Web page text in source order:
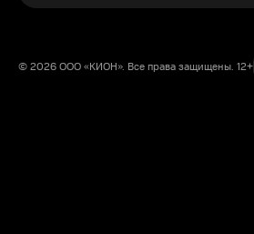
© 2026 ООО «КИОН». Все права защищены. 12+